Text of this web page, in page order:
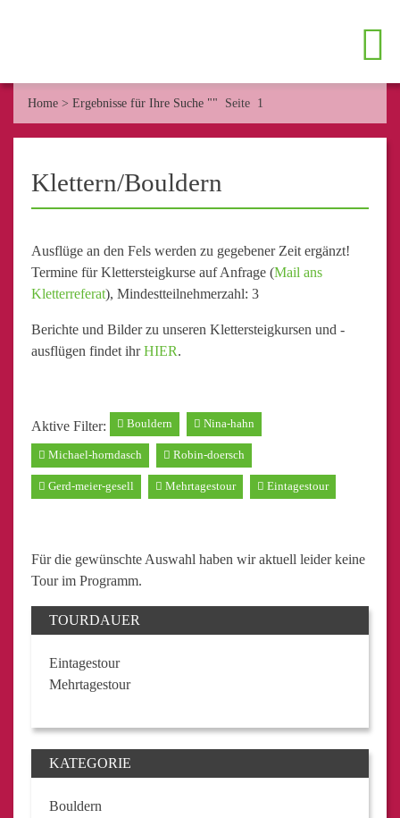
Home > Ergebnisse für Ihre Suche "" Seite 1
Klettern/Bouldern
Ausflüge an den Fels werden zu gegebener Zeit ergänzt!
Termine für Klettersteigkurse auf Anfrage (Mail ans
Kletterreferat), Mindestteilnehmerzahl: 3
Berichte und Bilder zu unseren Klettersteigkursen und -
ausflügen findet ihrHIER.
Aktive Filter: Bouldern Nina-hahn
Michael-horndasch Robin-doersch
Gerd-meier-gesell Mehrtagestour Eintagestour
Für die gewünschte Auswahl haben wir aktuell leider keine
Tour im Programm.
TOURDAUER
Eintagestour
Mehrtagestour
KATEGORIE
Bouldern